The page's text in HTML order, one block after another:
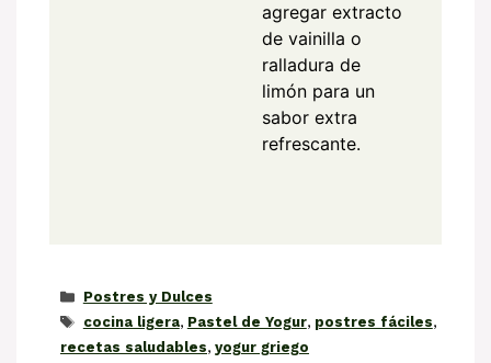
agregar extracto
de vainilla o
ralladura de
limón para un
sabor extra
refrescante.
Categorías
Postres y Dulces
Etiquetas
cocina ligera, Pastel de Yogur, postres fáciles,
recetas saludables, yogur griego